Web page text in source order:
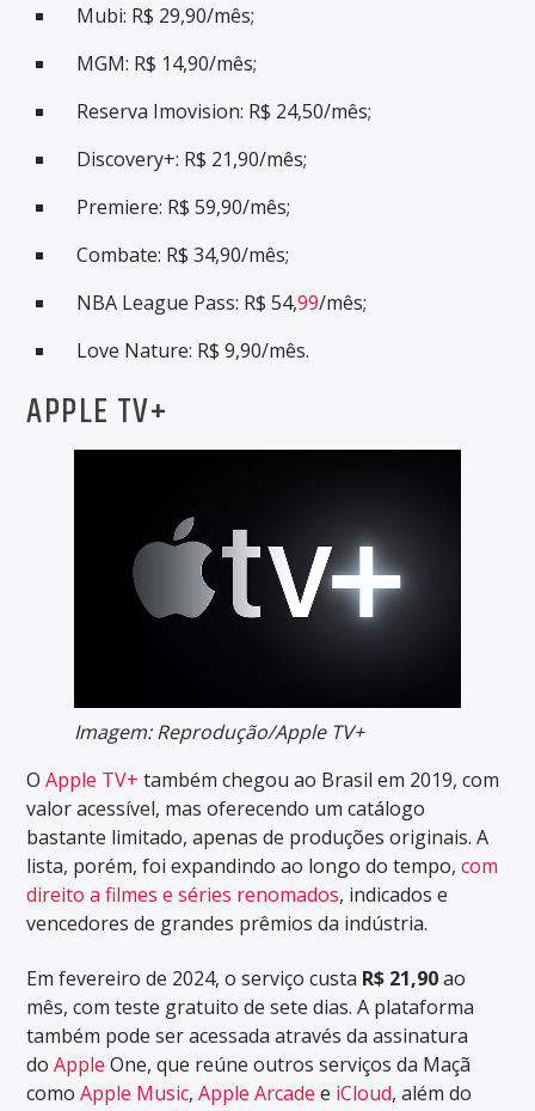
Mubi: R$ 29,90/mês;
MGM: R$ 14,90/mês;
Reserva Imovision: R$ 24,50/mês;
Discovery+: R$ 21,90/mês;
Premiere: R$ 59,90/mês;
Combate: R$ 34,90/mês;
NBA League Pass: R$ 54,99/mês;
Love Nature: R$ 9,90/mês.
APPLE TV+
Imagem: Reprodução/Apple TV+
OApple TV+ também chegou ao Brasil em 2019, com
valor acessível, mas oferecendo um catálogo
bastante limitado, apenas de produções originais. A
lista, porém, foi expandindo ao longo do tempo,com
direito a filmes e séries renomados, indicados e
vencedores de grandes prêmios da indústria.
Em fevereiro de 2024, o serviço custa R$ 21,90ao
mês, com teste gratuito de sete dias. A plataforma
também pode ser acessada através da assinatura
doApple One, que reúne outros serviços da Maçã
comoApple Music,Apple Arcade e iCloud, além do